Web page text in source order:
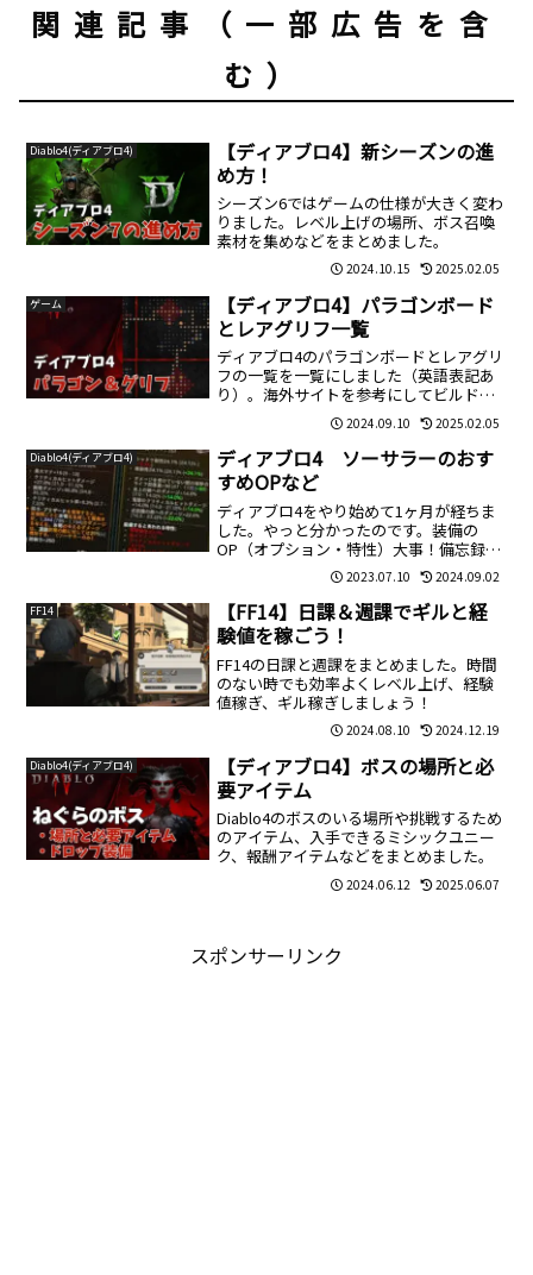
関連記事（一部広告を含
む）
Diablo4(ディアブロ4)
【ディアブロ4】新シーズンの進
め方！
シーズン6ではゲームの仕様が大きく変わ
りました。レベル上げの場所、ボス召喚
素材を集めなどをまとめました。
2024.10.15 2025.02.05
ゲーム
【ディアブロ4】パラゴンボード
とレアグリフ一覧
ディアブロ4のパラゴンボードとレアグリ
フの一覧を一覧にしました（英語表記あ
り）。海外サイトを参考にしてビルドを
作るときに参考にして下さい。
2024.09.10 2025.02.05
Diablo4(ディアブロ4)
ディアブロ4 ソーサラーのおす
すめOPなど
ディアブロ4をやり始めて1ヶ月が経ちま
した。やっと分かったのです。装備の
OP（オプション・特性）大事！備忘録と
して書きますのでご参考にどうぞ。関連
記事 ディアブロ4 氷ソーサラーおすす
め化身できるだけ快適にわたくし
TUEEEEEE!深刻なマReadMore...
2023.07.10 2024.09.02
FF14
【FF14】日課＆週課でギルと経
験値を稼ごう！
FF14の日課と週課をまとめました。時間
のない時でも効率よくレベル上げ、経験
値稼ぎ、ギル稼ぎしましょう！
2024.08.10 2024.12.19
Diablo4(ディアブロ4)
【ディアブロ4】ボスの場所と必
要アイテム
Diablo4のボスのいる場所や挑戦するため
のアイテム、入手できるミシックユニー
ク、報酬アイテムなどをまとめました。
2024.06.12 2025.06.07
スポンサーリンク